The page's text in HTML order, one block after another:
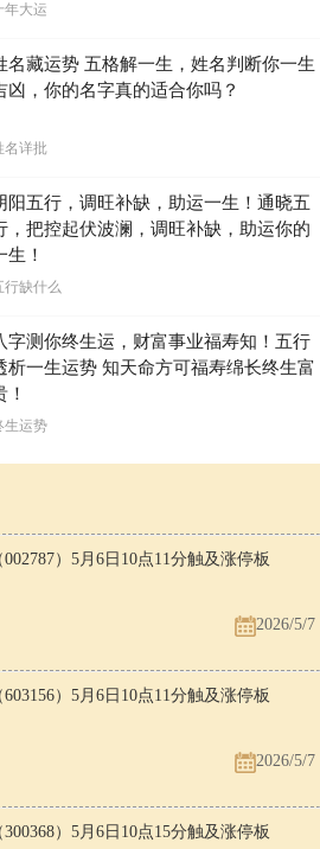
年大运
名藏运势 五格解一生，姓名判断你一生
凶，你的名字真的适合你吗？
名详批
阳五行，调旺补缺，助运一生！通晓五
，把控起伏波澜，调旺补缺，助运你的
生！
行缺什么
字测你终生运，财富事业福寿知！五行
析一生运势 知天命方可福寿绵长终生富
！
生运势
）5月6日10点11分触及涨停板
2026/5/7
）5月6日10点11分触及涨停板
2026/5/7
）5月6日10点15分触及涨停板